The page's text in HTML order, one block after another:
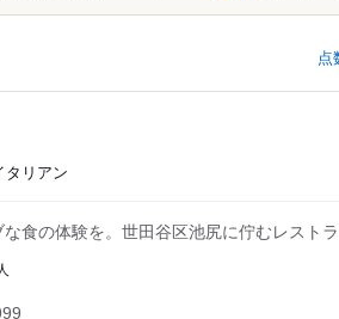
点
リアン
食の体験を。世田谷区池尻に佇むレスト
人